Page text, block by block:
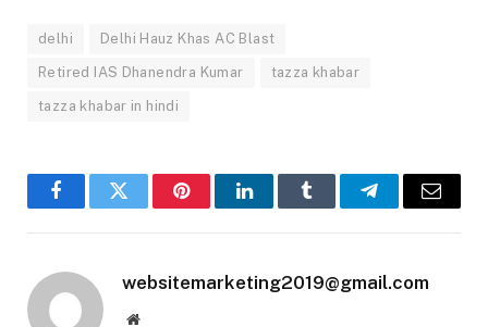
delhi Delhi Hauz Khas AC Blast
Retired IAS Dhanendra Kumar tazza khabar
tazza khabar in hindi
FacebookTwitter PinterestLinkedInTumblr TelegramEmail
websitemarketing2019@gmail.com
Website